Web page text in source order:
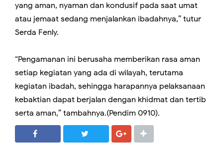
yang aman, nyaman dan kondusif pada saat umat
atau jemaat sedang menjalankan ibadahnya,” tutur
Serda Fenly.
“Pengamanan ini berusaha memberikan rasa aman
setiap kegiatan yang ada di wilayah, terutama
kegiatan ibadah, sehingga harapannya pelaksanaan
kebaktian dapat berjalan dengan khidmat dan tertib
serta aman,” tambahnya.(Pendim 0910).